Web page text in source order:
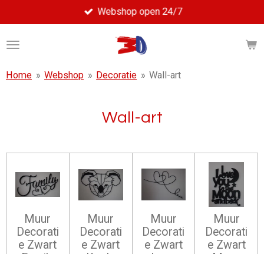
direct
naar
hoofdinhoud
Webshop open 24/7
Home » Webshop » Decoratie » Wall-art
Wall-art
Muur
Decorati
e Zwart
Muur
Decorati
e Zwart
Muur
Decorati
e Zwart
Muur
Decorati
e Zwart